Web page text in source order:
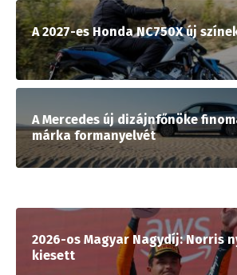
A 2027-es Honda NC750X új
A Mercedes új dizájnfőnöke
márka formanyelvét
2026-os Magyar Nagydíj: Norris
kiesett